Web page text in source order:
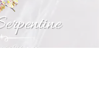
inoxydable.
et